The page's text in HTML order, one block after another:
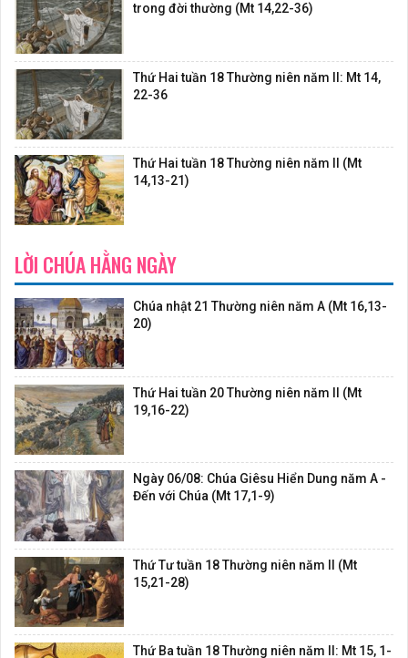
trong đời thường (Mt 14,22-36)
Thứ Hai tuần 18 Thường niên năm II: Mt 14,
22-36
Thứ Hai tuần 18 Thường niên năm II (Mt
14,13-21)
LỜI CHÚA HẰNG NGÀY
Chúa nhật 21 Thường niên năm A (Mt 16,13-
20)
Thứ Hai tuần 20 Thường niên năm II (Mt
19,16-22)
Ngày 06/08: Chúa Giêsu Hiển Dung năm A -
Đến với Chúa (Mt 17,1-9)
Thứ Tư tuần 18 Thường niên năm II (Mt
15,21-28)
Thứ Ba tuần 18 Thường niên năm II: Mt 15, 1-